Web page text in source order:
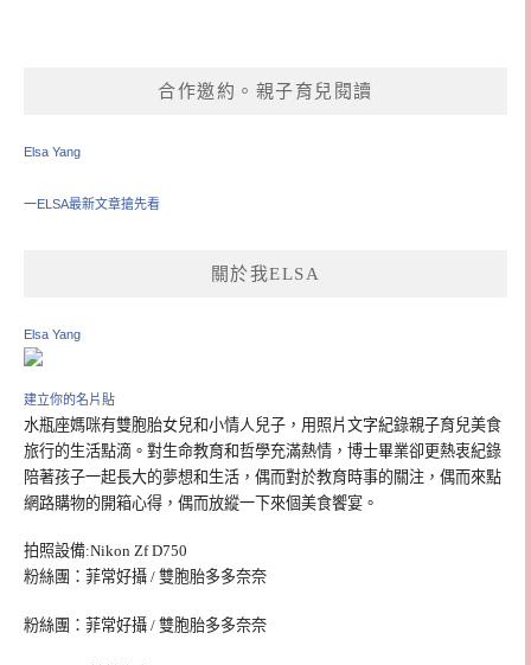
合作邀約。親子育兒閱讀
Elsa Yang
一ELSA最新文章搶先看
關於我ELSA
Elsa Yang
建立你的名片貼
水瓶座媽咪有雙胞胎女兒和小情人兒子，用照片文字紀錄親子育兒美食
旅行的生活點滴。對生命教育和哲學充滿熱情，博士畢業卻更熱衷紀錄
陪著孩子一起長大的夢想和生活，偶而對於教育時事的關注，偶而來點
網路購物的開箱心得，偶而放縱一下來個美食饗宴。
拍照設備:Nikon Zf D750
粉絲團：菲常好攝 / 雙胞胎多多奈奈
粉絲團：菲常好攝 / 雙胞胎多多奈奈